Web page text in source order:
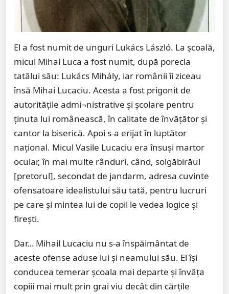
El a fost numit de unguri Lukács László. La şcoală,
micul Mihai Luca a fost numit, după porecla
tatălui său: Lukács Mihály, iar românii îi ziceau
însă Mihai Lucaciu. Acesta a fost prigonit de
autorităţile admi¬nistrative şi şcolare pentru
ţinuta lui românească, în calitate de învăţător şi
cantor la biserică. Apoi s-a erijat în luptător
naţional. Micul Vasile Lucaciu era însuşi martor
ocular, în mai multe rânduri, când, solgăbirăul
[pretorul], secondat de jandarm, adresa cuvinte
ofensatoare idealistului său tată, pentru lucruri
pe care şi mintea lui de copil le vedea logice şi
fireşti.
Dar… Mihail Lucaciu nu s-a înspăimântat de
aceste ofense aduse lui şi neamului său. El îşi
conducea temerar şcoala mai departe şi învăţa
copiii mai mult prin grai viu decât din cărţile